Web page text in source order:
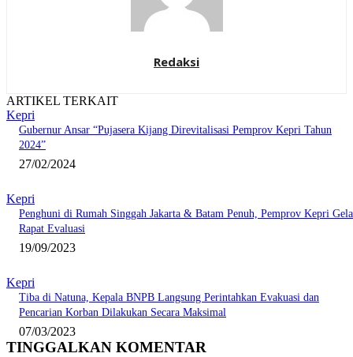
Redaksi
ARTIKEL TERKAIT
Kepri
Gubernur Ansar “Pujasera Kijang Direvitalisasi Pemprov Kepri Tahun
2024”
27/02/2024
Kepri
Penghuni di Rumah Singgah Jakarta & Batam Penuh, Pemprov Kepri
Rapat Evaluasi
19/09/2023
Kepri
Tiba di Natuna, Kepala BNPB Langsung Perintahkan Evakuasi dan
Pencarian Korban Dilakukan Secara Maksimal
07/03/2023
TINGGALKAN KOMENTAR